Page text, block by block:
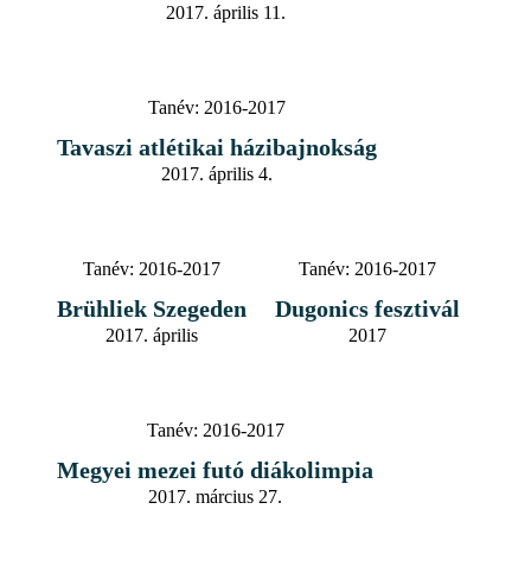
2017. április 11.
Tanév: 2016-2017
Tavaszi atlétikai házibajnokság
2017. április 4.
Tanév: 2016-2017
Brühliek Szegeden
2017. április
Tanév: 2016-2017
Dugonics fesztivál
2017
Tanév: 2016-2017
Megyei mezei futó diákolimpia
2017. március 27.